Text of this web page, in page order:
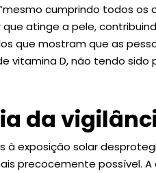
cumprindo todos os
atinge a pele,
que mostram que as
vitamina D, não tendo sido
da
à exposição solar
precocemente possível. A